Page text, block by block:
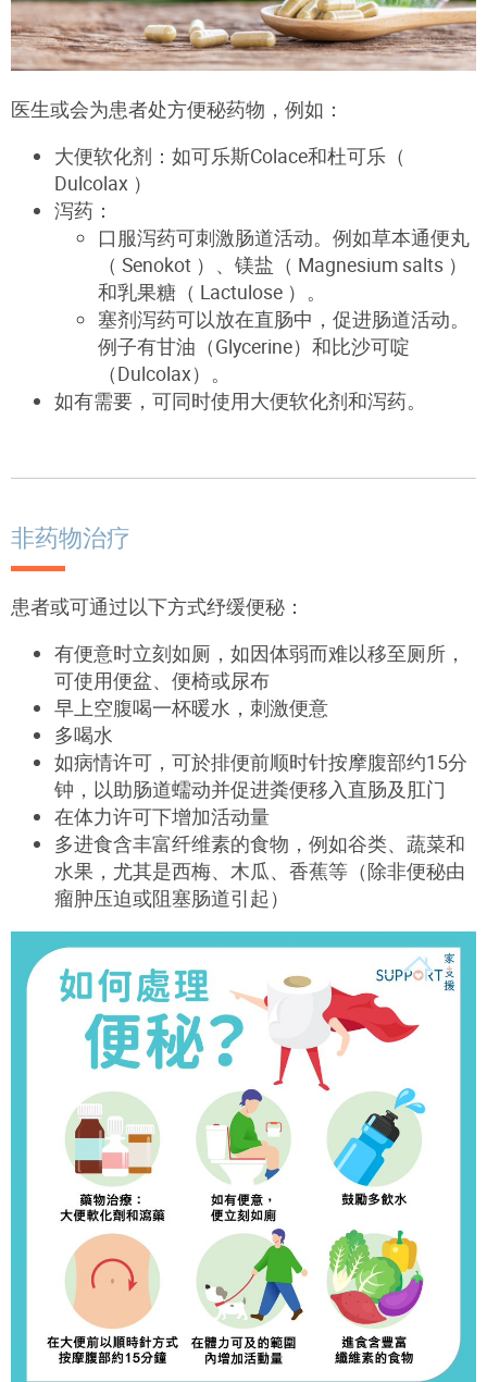
医生或会为患者处方便秘药物，例如：
大便软化剂：如可乐斯Colace和杜可乐（
Dulcolax ）
泻药：
口服泻药可刺激肠道活动。例如草本通便丸
（ Senokot ）、镁盐（ Magnesium salts ）
和乳果糖（ Lactulose ）。
塞剂泻药可以放在直肠中，促进肠道活动。
例子有甘油（Glycerine）和比沙可啶
（Dulcolax）。
如有需要，可同时使用大便软化剂和泻药。
非药物治疗
患者或可通过以下方式纾缓便秘：
有便意时立刻如厕，如因体弱而难以移至厕所，
可使用便盆、便椅或尿布
早上空腹喝一杯暖水，刺激便意
多喝水
如病情许可，可於排便前顺时针按摩腹部约15分
钟，以助肠道蠕动并促进粪便移入直肠及肛门
在体力许可下增加活动量
多进食含丰富纤维素的食物，例如谷类、蔬菜和
水果，尤其是西梅、木瓜、香蕉等（除非便秘由
瘤肿压迫或阻塞肠道引起）